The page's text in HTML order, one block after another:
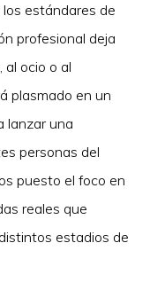
estándares de
profesional deja
al ocio o al
plasmado en un
lanzar una
personas del
puesto el foco en
reales que
estadios de